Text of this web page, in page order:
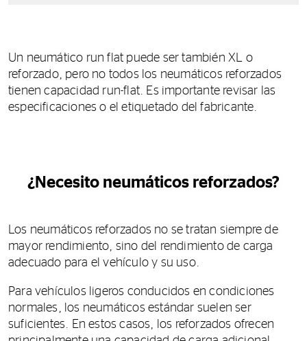
Un neumático run flat puede ser también XL o
reforzado, pero no todos los neumáticos reforzados
tienen capacidad run-flat. Es importante revisar las
especificaciones o el etiquetado del fabricante.
¿Necesito neumáticos reforzados?
Los neumáticos reforzados no se tratan siempre de
mayor rendimiento, sino del rendimiento de carga
adecuado para el vehículo y su uso.
Para vehículos ligeros conducidos en condiciones
normales, los neumáticos estándar suelen ser
suficientes. En estos casos, los reforzados ofrecen